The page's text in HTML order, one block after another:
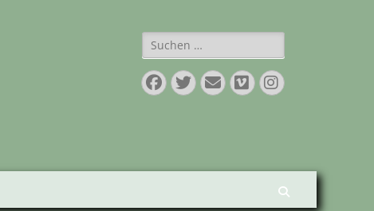
Suchen
nach:
Facebook
Twitter
E-
Mail
VimeoInstagram